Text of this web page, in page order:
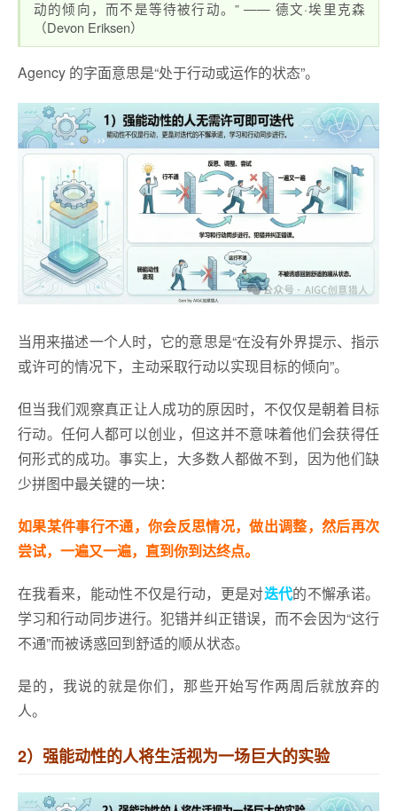
动的倾向，而不是等待被行动。” —— 德文·埃里克森
（Devon Eriksen）
Agency 的字面意思是“处于行动或运作的状态”。
当用来描述一个人时，它的意思是“在没有外界提示、指示
或许可的情况下，主动采取行动以实现目标的倾向”。
但当我们观察真正让人成功的原因时，不仅仅是朝着目标
行动。任何人都可以创业，但这并不意味着他们会获得任
何形式的成功。事实上，大多数人都做不到，因为他们缺
少拼图中最关键的一块：
如果某件事行不通，你会反思情况，做出调整，然后再次
尝试，一遍又一遍，直到你到达终点。
在我看来，能动性不仅是行动，更是对迭代的不懈承诺。
学习和行动同步进行。犯错并纠正错误，而不会因为“这行
不通”而被诱惑回到舒适的顺从状态。
是的，我说的就是你们，那些开始写作两周后就放弃的
人。
2）强能动性的人将生活视为一场巨大的实验